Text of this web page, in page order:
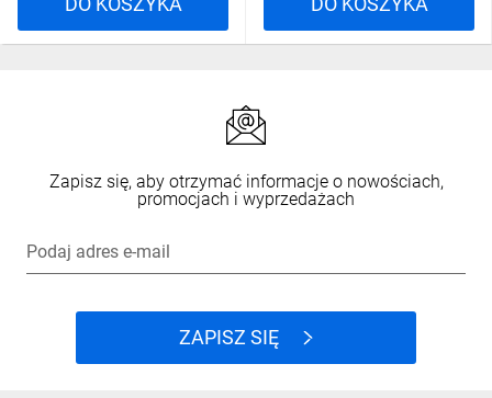
Zapisz się, aby otrzymać informacje o nowościach,
promocjach i wyprzedażach
Podaj adres e-mail
ZAPISZ SIĘ